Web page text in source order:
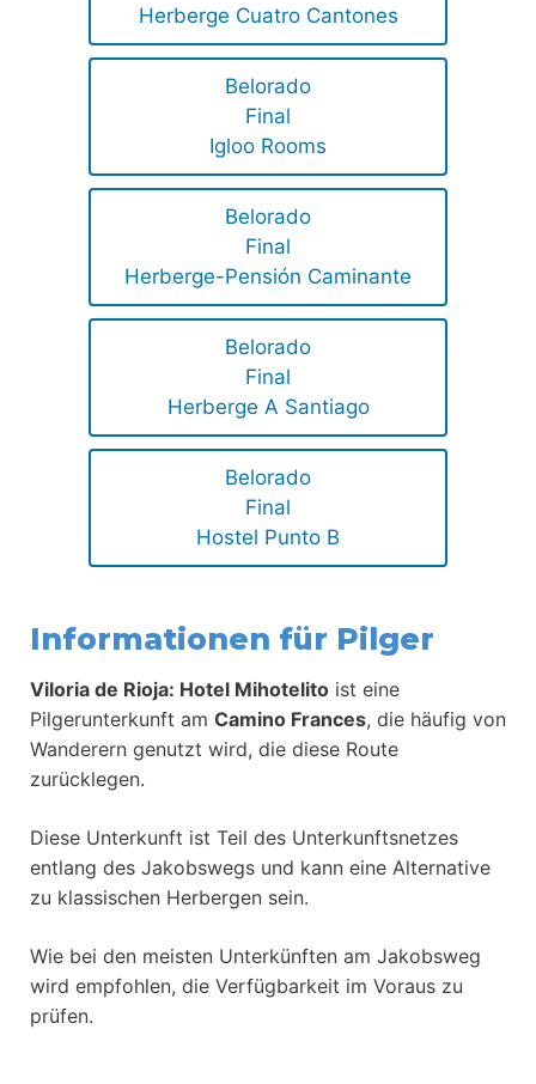
Herberge Cuatro Cantones
Belorado
Final
Igloo Rooms
Belorado
Final
Herberge-Pensión Caminante
Belorado
Final
Herberge A Santiago
Belorado
Final
Hostel Punto B
Informationen für Pilger
Viloria de Rioja: Hotel Mihotelito ist eine
Pilgerunterkunft am Camino Frances, die häufig von
Wanderern genutzt wird, die diese Route
zurücklegen.
Diese Unterkunft ist Teil des Unterkunftsnetzes
entlang des Jakobswegs und kann eine Alternative
zu klassischen Herbergen sein.
Wie bei den meisten Unterkünften am Jakobsweg
wird empfohlen, die Verfügbarkeit im Voraus zu
prüfen.